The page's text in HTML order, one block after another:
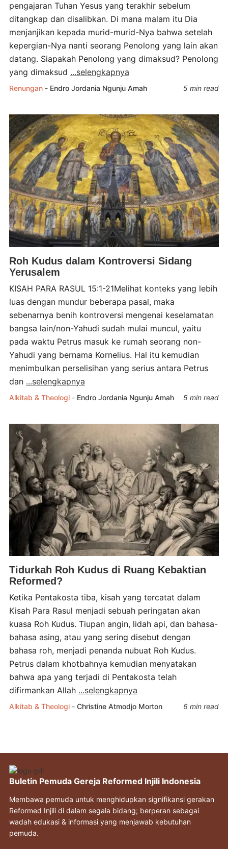
pengajaran Tuhan Yesus yang terakhir sebelum
ditangkap dan disalibkan. Di mana malam itu Dia
menjanjikan kepada murid-murid-Nya bahwa setelah
kepergian-Nya nanti seorang Penolong yang lain akan
datang. Siapakah Penolong yang dimaksud? Penolong
yang dimaksud ...selengkapnya
Renungan - Endro Jordania Ngunju Amah 5 min read
Roh Kudus dalam Kontroversi Sidang
Yerusalem
KISAH PARA RASUL 15:1-21Melihat konteks yang lebih
luas dengan mundur beberapa pasal, maka
sebenarnya benih kontroversi mengenai keselamatan
bangsa lain/non-Yahudi sudah mulai muncul, yaitu
pada waktu Petrus masuk ke rumah seorang non-
Yahudi yang bernama Kornelius. Hal itu kemudian
menimbulkan perselisihan yang serius antara Petrus
dan ...selengkapnya
Alkitab & Theologi - Endro Jordania Ngunju Amah 5 min read
Tidurkah Roh Kudus di Ruang Kebaktian
Reformed?
Ketika Pentakosta tiba, kisah yang tercatat dalam
Kisah Para Rasul menjadi sebuah peringatan akan
kuasa Roh Kudus. Tiupan angin, lidah api, dan bahasa-
bahasa asing, atau yang sering disebut dengan
bahasa roh, menjadi penanda nubuat Roh Kudus.
Petrus dalam khotbahnya kemudian menyatakan
bahwa apa yang terjadi di Pentakosta telah
difirmankan Allah ...selengkapnya
Alkitab & Theologi - Christine Atmodjo Morton 6 min read
Buletin Pemuda Gereja Reformed Injili Indonesia
Membawa pemuda untuk menghidupkan signifikansi gerakan
Reformed Injili di dalam segala bidang; berperan sebagai
wadah edukasi & informasi yang menjawab kebutuhan
pemuda.